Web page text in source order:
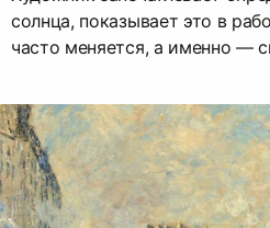
солнца, показывает это в
часто меняется, а именно —